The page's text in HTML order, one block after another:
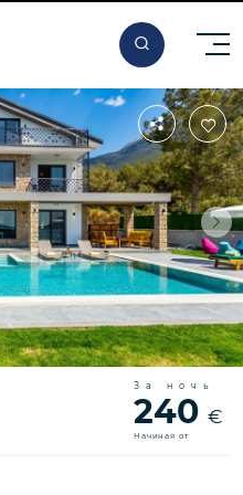
За ночь
240 €
Начиная от